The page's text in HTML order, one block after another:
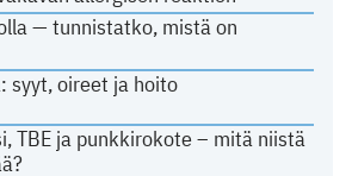
— tunnistatko, mistä on
syyt, oireet ja hoito
TBE ja punkkirokote – mitä niistä